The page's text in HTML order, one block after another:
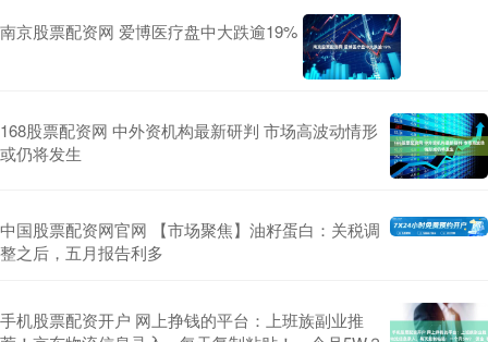
南京股票配资网 爱博医疗盘中大跌逾19%
168股票配资网 中外资机构最新研判 市场高波动情形
或仍将发生
中国股票配资网官网 【市场聚焦】油籽蛋白：关税调
整之后，五月报告利多
手机股票配资开户 网上挣钱的平台：上班族副业推